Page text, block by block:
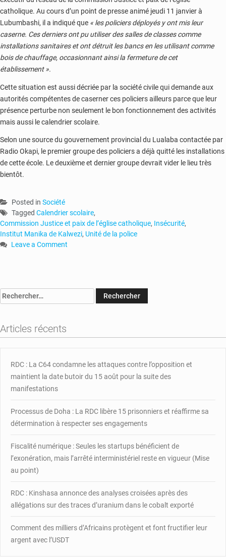
catholique. Au cours d’un point de presse animé jeudi 11 janvier à
Lubumbashi, il a indiqué que « les policiers déployés y ont mis leur
caserne. Ces derniers ont pu utiliser des salles de classes comme
installations sanitaires et ont détruit les bancs en les utilisant comme
bois de chauffage, occasionnant ainsi la fermeture de cet
établissement ».
Cette situation est aussi décriée par la société civile qui demande aux
autorités compétentes de caserner ces policiers ailleurs parce que leur
présence perturbe non seulement le bon fonctionnement des activités
mais aussi le calendrier scolaire.
Selon une source du gouvernement provincial du Lualaba contactée par
Radio Okapi, le premier groupe des policiers a déjà quitté les installations
de cette école. Le deuxième et dernier groupe devrait vider le lieu très
bientôt.
Posted in Société
Tagged Calendrier scolaire,
Commission Justice et paix de l’église catholique, Insécurité,
Institut Manika de Kalwezi, Unité de la police
Leave a Comment
policiers
place
des
à
Manika
de
Rechercher :
Articles récents
RDC : La C64 condamne les attaques contre l’opposition et
maintient la date butoir du 15 août pour la suite des
manifestations
Processus de Doha : La RDC libère 15 prisonniers et réaffirme sa
détermination à respecter ses engagements
Fiscalité numérique : Seules les startups bénéficient de
l’exonération, mais l’arrêté interministériel reste en vigueur (Mise
au point)
RDC : Kinshasa annonce des analyses croisées après des
allégations sur des traces d’uranium dans le cobalt exporté
Comment des milliers d’Africains protègent et font fructifier leur
argent avec l’USDT